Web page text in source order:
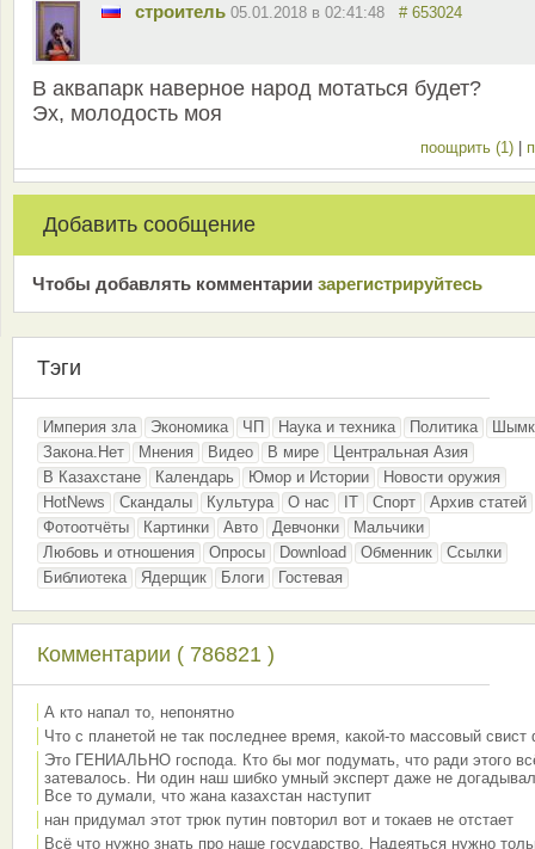
строитель 05.01.2018 в 02:41:48 # 653024
В аквапарк наверное народ мотаться будет?
Эх, молодость моя
поощрить (1)
Добавить сообщение
Чтобы добавлять комментарии зарeгиcтрирyйтeсь
Тэги
Империя зла Экономика ЧП Наука и техника Политика
Закона.Нет
Мнения Видео В мире
Центральная Азия
В Казахстане
Календарь Юмор и Истории
Новости оружия
HotNews
Скандалы Культура О нас IT Спорт
Архив статей
Фотоотчёты
Картинки Авто Девчонки
Мальчики
Любовь и отношения
Опросы Download Обменник
Ссылки
Библиотека
Ядерщик Блоги Гостевая
Комментарии ( 786821 )
А кто напал то, непонятно
Что с планетой не так последнее время, какой-то массовый свист
Это ГЕНИАЛЬНО господа. Кто бы мог подумать, что ради этого
затевалось. Ни один наш шибко умный эксперт даже не
Все то думали, что жана казахстан наступит
нан придумал этот трюк путин повторил вот и токаев не отстает
Всё что нужно знать про наше государство. Надеяться нужно